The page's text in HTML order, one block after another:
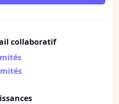
collaboratif